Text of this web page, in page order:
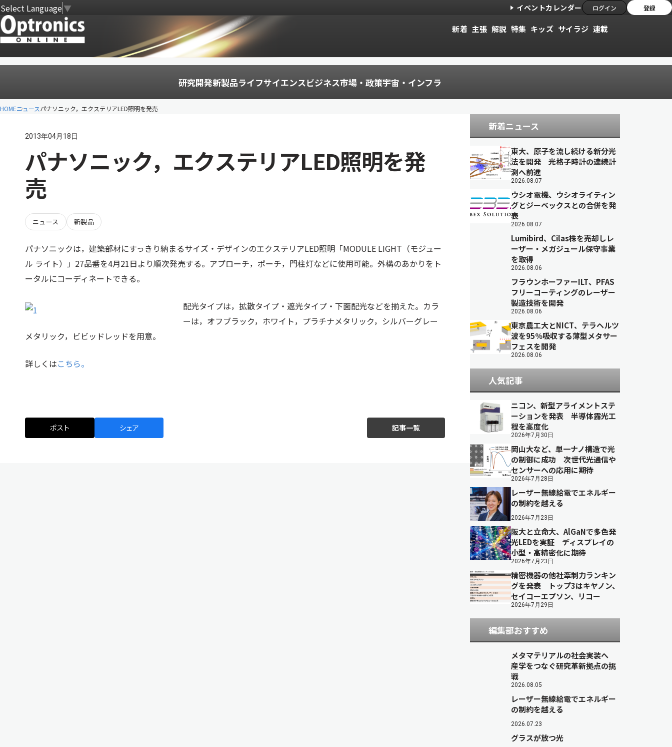
Select Language▼ イベントカレンダー ログイン 登録
新着 主張 解説 特集 キッズ サイラジ 連載
研究開発新製品ライフサイエンスビジネス市場・政策宇宙・インフラ
HOMEニュースパナソニック，エクステリアLED照明を発売
2013年04月18日
パナソニック，エクステリアLED照明を発
売
ニュース 新製品
パナソニックは，建築部材にすっきり納まるサイズ・デザインのエクステリアLED照明「MODULE LIGHT（モジュー
ル ライト）」27品番を4月21日より順次発売する。アプローチ，ポーチ，門柱灯などに使用可能。外構のあかりをト
ータルにコーディネートできる。
配光タイプは，拡散タイプ・遮光タイプ・下面配光などを揃えた。カラ
ーは，オフブラック，ホワイト，プラチナメタリック，シルバーグレー
メタリック，ビビッドレッドを用意。
詳しくはこちら。
ポスト シェア 記事一覧
新着ニュース
東大、原子を流し続ける新分光
法を開発 光格子時計の連続計
測へ前進
2026.08.07
ウシオ電機、ウシオライティン
グとジーベックスとの合併を発
表
2026.08.07
Lumibird、Cilas株を売却しレ
ーザー・メガジュール保守事業
を取得
2026.08.06
フラウンホーファーILT、PFAS
フリーコーティングのレーザー
製造技術を開発
2026.08.06
東京農工大とNICT、テラヘルツ
波を95％吸収する薄型メタサー
フェスを開発
2026.08.06
人気記事
ニコン、新型アライメントステ
ーションを発表 半導体露光工
程を高度化
2026年7月30日
岡山大など、単一ナノ構造で光
の制御に成功 次世代光通信や
センサーへの応用に期待
2026年7月28日
レーザー無線給電でエネルギー
の制約を越える
2026年7月23日
阪大と立命大、AlGaNで多色発
光LEDを実証 ディスプレイの
小型・高精密化に期待
2026年7月23日
精密機器の他社牽制力ランキン
グを発表 トップ3はキヤノン、
セイコーエプソン、リコー
2026年7月29日
編集部おすすめ
メタマテリアルの社会実装へ
産学をつなぐ研究革新拠点の挑
戦
2026.08.05
レーザー無線給電でエネルギー
の制約を越える
2026.07.23
グラスが放つ光